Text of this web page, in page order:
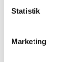
Statistik
Marketing
June (3)
March (2)